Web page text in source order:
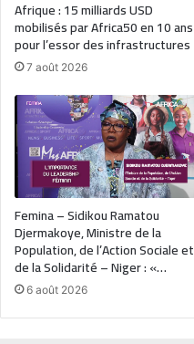
Afrique : 15 milliards USD
mobilisés par Africa50 en 10 ans
pour l’essor des infrastructures
7 août 2026
Femina – Sidikou Ramatou
Djermakoye, Ministre de la
Population, de l’Action Sociale et
de la Solidarité – Niger : «…
6 août 2026